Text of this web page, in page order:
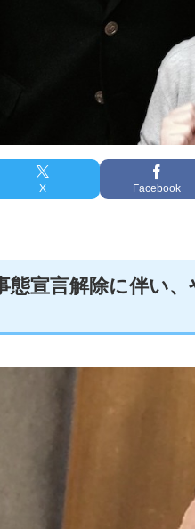
X Facebook
態宣言解除に伴い